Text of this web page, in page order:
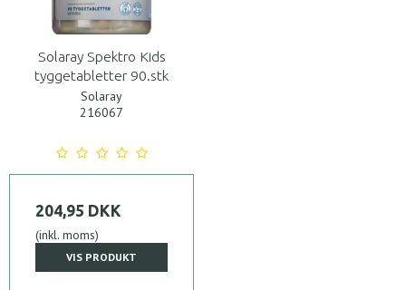
Solaray Spektro Kids
tyggetabletter 90.stk
Solaray
216067
204,95 DKK
(inkl. moms)
VIS PRODUKT